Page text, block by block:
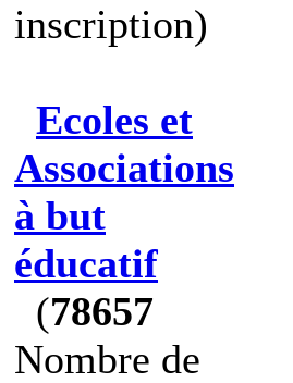
inscription)
Ecoles et
Associations
à but
éducatif
(78657
Nombre de